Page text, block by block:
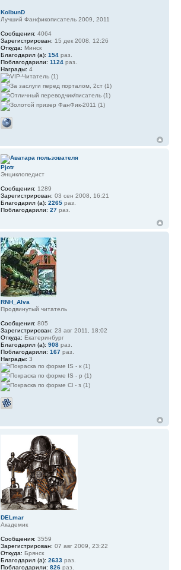
KolbunD
Лучший Фанфикописатель 2009, 2011
Сообщения: 4064
Зарегистрирован: 15 дек 2008, 12:26
Откуда: Минск
Благодарил (а): 154раз.
Поблагодарили: 1124раз.
Награды: 4
Pjotr
Энциклопедист
Сообщения: 1289
Зарегистрирован: 03 сен 2008, 16:21
Благодарил (а): 2265раз.
Поблагодарили: 27раз.
RNH_Alva
Продвинутый читатель
Сообщения: 805
Зарегистрирован: 23 авг 2011, 18:02
Откуда: Екатеринбург
Благодарил (а): 908раз.
Поблагодарили: 167раз.
Награды: 3
DELmar
Академик
Сообщения: 3559
Зарегистрирован: 07 авг 2009, 23:22
Откуда: Брянск
Благодарил (а): 2633раз.
Поблагодарили: 826раз.